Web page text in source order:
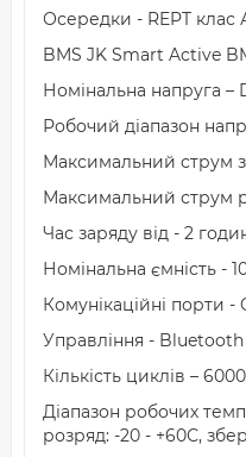
Осередки - REPT клас
BMS JK Smart Active
Номінальна напруга –
Робочий діапазон
Максимальний струм
Максимальний струм
Час заряду від - 2
Номінальна ємність -
Комунікаційні порти -
Управління - Bluetooth
Кількість циклів – 6000
Діапазон робочих
розряд: -20 - +60С,